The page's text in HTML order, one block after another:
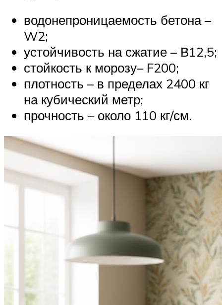
водонепроницаемость бетона –
W2;
устойчивость на сжатие – В12,5;
стойкость к морозу– F200;
плотность – в пределах 2400 кг
на кубический метр;
прочность – около 110 кг/см.